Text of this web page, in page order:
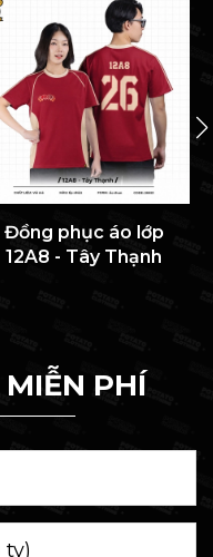
Đồng phục áo lớp
12A8 - Tây Thạnh
PHÍ